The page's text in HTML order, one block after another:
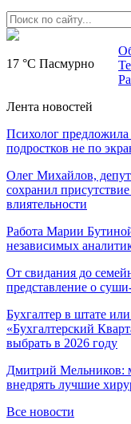
17 °C Пасмурно
Лента новостей
Психолог предложила
подростков не по
Олег Михайлов,
сохранил
влиятельности
Работа Марии
независимых
От свидания до
представление о
Бухгалтер в штате
«Бухгалтерский
выбрать в 2026 году
Дмитрий Мельников:
внедрять лучшие
Все новости